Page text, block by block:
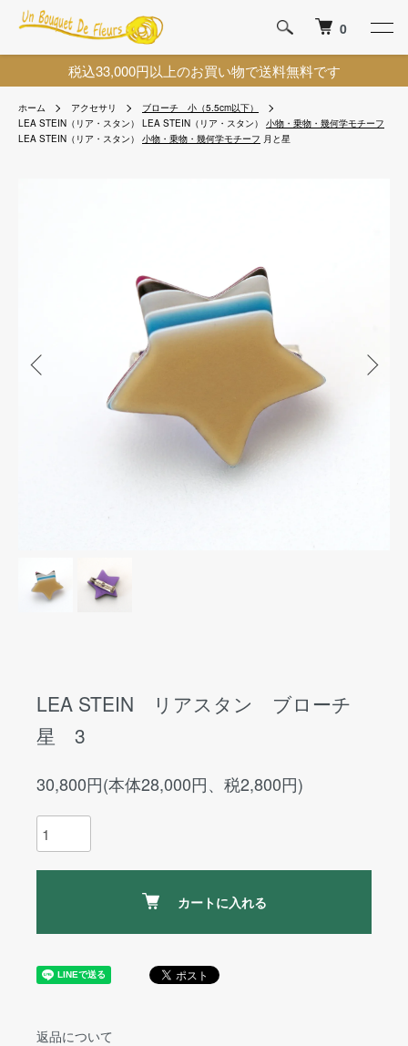
税込33,000円以上のお買い物で送料無料です
0
ホーム アクセサリ
ブローチ 小（5.5cm以下）
LEA STEIN（リア・スタン）
LEA STEIN（リア・スタン）
小物・乗物・幾何学モチーフ
LEA STEIN（リア・スタン）
小物・乗物・幾何学モチーフ 月と星
LEA STEIN リアスタン ブローチ
星 3
30,800円(本体28,000円、税2,800円)
カートに入れる
返品について